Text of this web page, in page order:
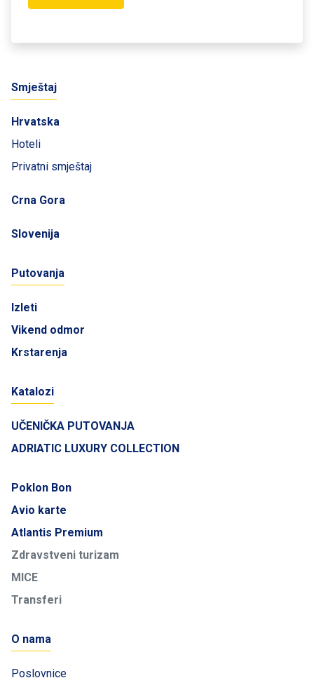
Smještaj
Hrvatska
Hoteli
Privatni smještaj
Crna Gora
Slovenija
Putovanja
Izleti
Vikend odmor
Krstarenja
Katalozi
UČENIČKA PUTOVANJA
ADRIATIC LUXURY COLLECTION
Poklon Bon
Avio karte
Atlantis Premium
Zdravstveni turizam
MICE
Transferi
O nama
Poslovnice